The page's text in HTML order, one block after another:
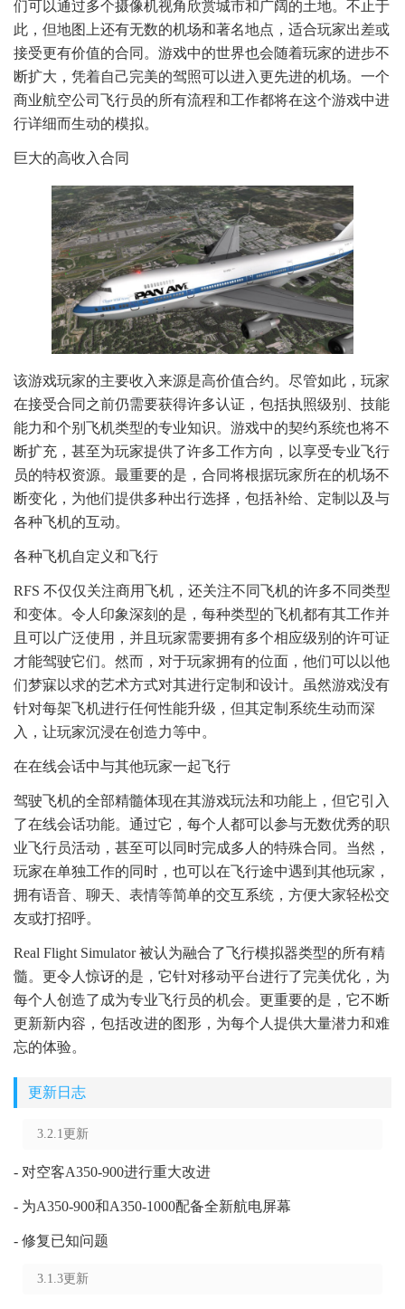
们可以通过多个摄像机视角欣赏城市和广阔的土地。不止于
此，但地图上还有无数的机场和著名地点，适合玩家出差或
接受更有价值的合同。游戏中的世界也会随着玩家的进步不
断扩大，凭着自己完美的驾照可以进入更先进的机场。一个
商业航空公司飞行员的所有流程和工作都将在这个游戏中进
行详细而生动的模拟。
巨大的高收入合同
该游戏玩家的主要收入来源是高价值合约。尽管如此，玩家
在接受合同之前仍需要获得许多认证，包括执照级别、技能
能力和个别飞机类型的专业知识。游戏中的契约系统也将不
断扩充，甚至为玩家提供了许多工作方向，以享受专业飞行
员的特权资源。最重要的是，合同将根据玩家所在的机场不
断变化，为他们提供多种出行选择，包括补给、定制以及与
各种飞机的互动。
各种飞机自定义和飞行
RFS 不仅仅关注商用飞机，还关注不同飞机的许多不同类型
和变体。令人印象深刻的是，每种类型的飞机都有其工作并
且可以广泛使用，并且玩家需要拥有多个相应级别的许可证
才能驾驶它们。然而，对于玩家拥有的位面，他们可以以他
们梦寐以求的艺术方式对其进行定制和设计。虽然游戏没有
针对每架飞机进行任何性能升级，但其定制系统生动而深
入，让玩家沉浸在创造力等中。
在在线会话中与其他玩家一起飞行
驾驶飞机的全部精髓体现在其游戏玩法和功能上，但它引入
了在线会话功能。通过它，每个人都可以参与无数优秀的职
业飞行员活动，甚至可以同时完成多人的特殊合同。当然，
玩家在单独工作的同时，也可以在飞行途中遇到其他玩家，
拥有语音、聊天、表情等简单的交互系统，方便大家轻松交
友或打招呼。
Real Flight Simulator 被认为融合了飞行模拟器类型的所有精
髓。更令人惊讶的是，它针对移动平台进行了完美优化，为
每个人创造了成为专业飞行员的机会。更重要的是，它不断
更新新内容，包括改进的图形，为每个人提供大量潜力和难
忘的体验。
更新日志
3.2.1更新
- 对空客A350-900进行重大改进
- 为A350-900和A350-1000配备全新航电屏幕
- 修复已知问题
3.1.3更新